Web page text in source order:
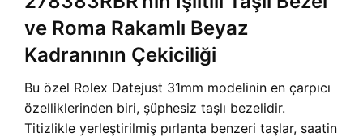
ve Roma Rakamlı Beyaz
Kadranının Çekiciliği
Bu özel Rolex Datejust 31mm modelinin en çarpıcı
özelliklerinden biri, şüphesiz taşlı bezelidir.
Titizlikle yerleştirilmiş pırlanta benzeri taşlar, saatin